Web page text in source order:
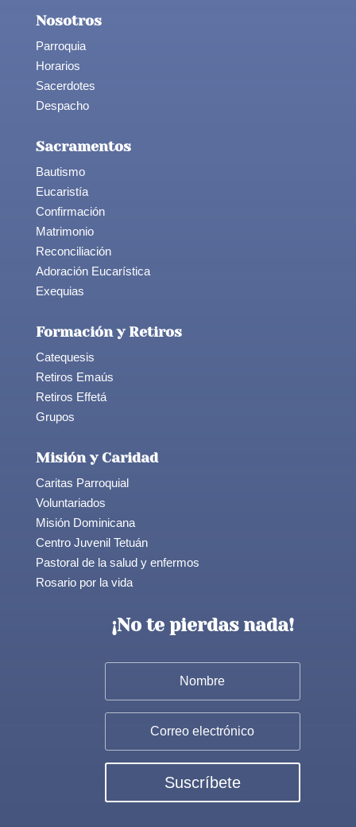
Nosotros
Parroquia
Horarios
Sacerdotes
Despacho
Sacramentos
Bautismo
Eucaristía
Confirmación
Matrimonio
Reconciliación
Adoración Eucarística
Exequias
Formación y Retiros
Catequesis
Retiros Emaús
Retiros Effetá
Grupos
Misión y Caridad
Caritas Parroquial
Voluntariados
Misión Dominicana
Centro Juvenil Tetuán
Pastoral de la salud y enfermos
Rosario por la vida
¡No te pierdas nada!
Suscríbete